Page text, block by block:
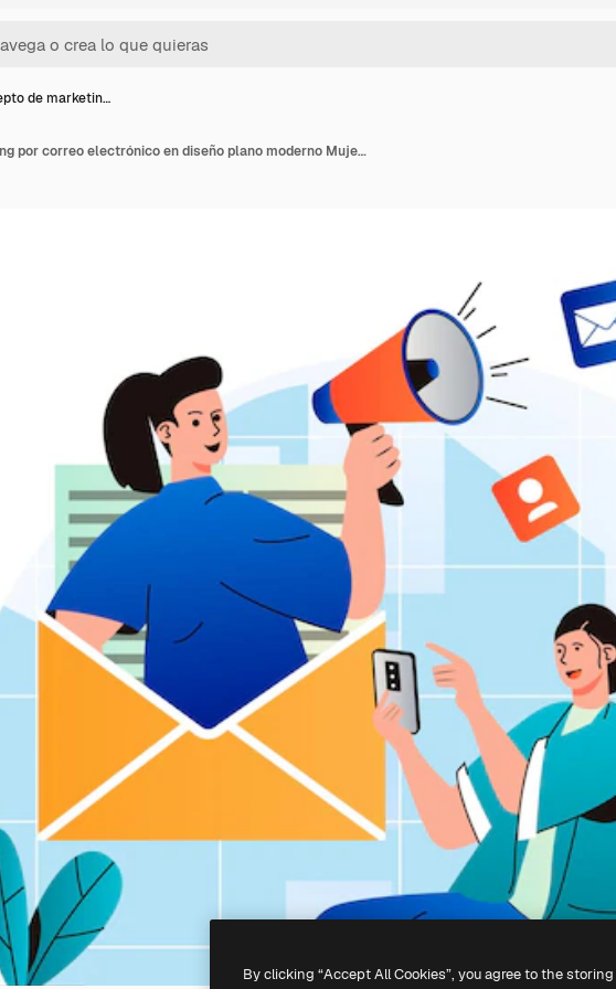
de marketin…
Concepto de marketing por correo electrónico en diseño plano moderno Mujer que recibe el boletín en la aplicación móvil
By clicking “Accept All Cookies”, you agree to the